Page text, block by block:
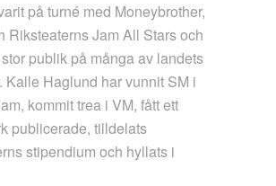
på turné med Moneybrother,
Riksteaterns Jam All Stars och
publik på många av landets
Kalle Haglund har vunnit SM i
kommit trea i VM, fått ett
publicerade, tilldelats
stipendium och hyllats i